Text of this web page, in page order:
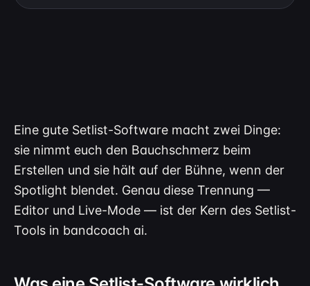
Eine gute Setlist-Software macht zwei Dinge:
sie nimmt euch den Bauchschmerz beim
Erstellen und sie hält auf der Bühne, wenn der
Spotlight blendet. Genau diese Trennung —
Editor und Live-Mode — ist der Kern des Setlist-
Tools in bandcoach ai.